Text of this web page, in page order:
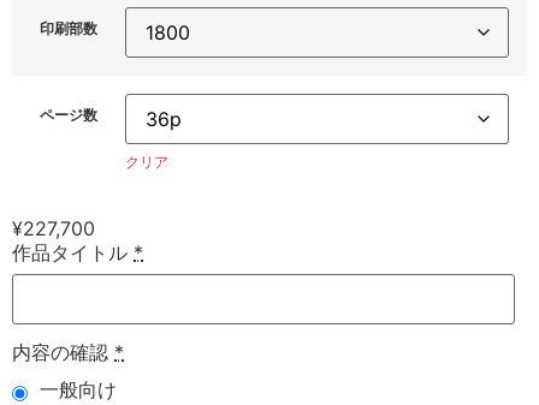
印刷部数
ページ数
クリア
¥227,700
作品タイトル *
内容の確認 *
一般向け